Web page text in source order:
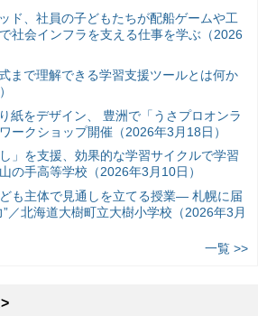
ド、社員の子どもたちが配船ゲームや工
社会インフラを支える仕事を学ぶ（2026
まで理解できる学習支援ツールとは何か
紙をデザイン、 豊洲で「うさプロオンラ
ークショップ開催（2026年3月18日）
」を支援、効果的な学習サイクルで学習
の手高等学校（2026年3月10日）
も主体で見通しを立てる授業— 札幌に届
”／北海道大樹町立大樹小学校（2026年3月
一覧 >>